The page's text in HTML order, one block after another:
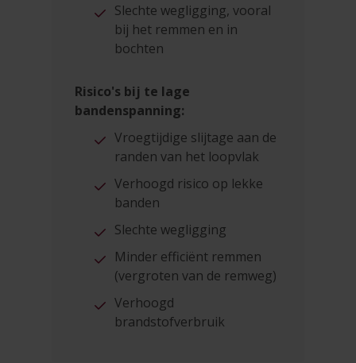
Slechte wegligging, vooral
bij het remmen en in
bochten
Risico's bij te lage
bandenspanning:
Vroegtijdige slijtage aan de
randen van het loopvlak
Verhoogd risico op lekke
banden
Slechte wegligging
Minder efficiënt remmen
(vergroten van de remweg)
Verhoogd
brandstofverbruik